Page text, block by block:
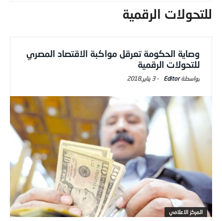
للتحولات الرقمية
وصاية الحكومة تعرقل مواكبة الاقتصاد المصري
للتحولات الرقمية
Editor
-3 يناير,2018
المركز الاعلامي